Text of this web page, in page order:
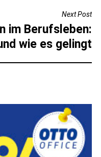
Next Post
im Berufsleben:
wie es gelingt